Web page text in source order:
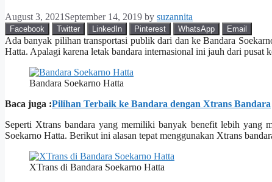
August 3, 2021September 14, 2019 by suzannita
Facebook Twitter LinkedIn Pinterest WhatsApp Email
Ada banyak pilihan transportasi publik dari dan ke Bandara
Hatta. Apalagi karena letak bandara internasional ini jauh dari
Bandara Soekarno Hatta
Baca juga :Pilihan Terbaik ke Bandara dengan Xtrans Bandara
Seperti Xtrans bandara yang memiliki banyak benefit lebih yang
Soekarno Hatta. Berikut ini alasan tepat menggunakan Xtrans
XTrans di Bandara Soekarno Hatta